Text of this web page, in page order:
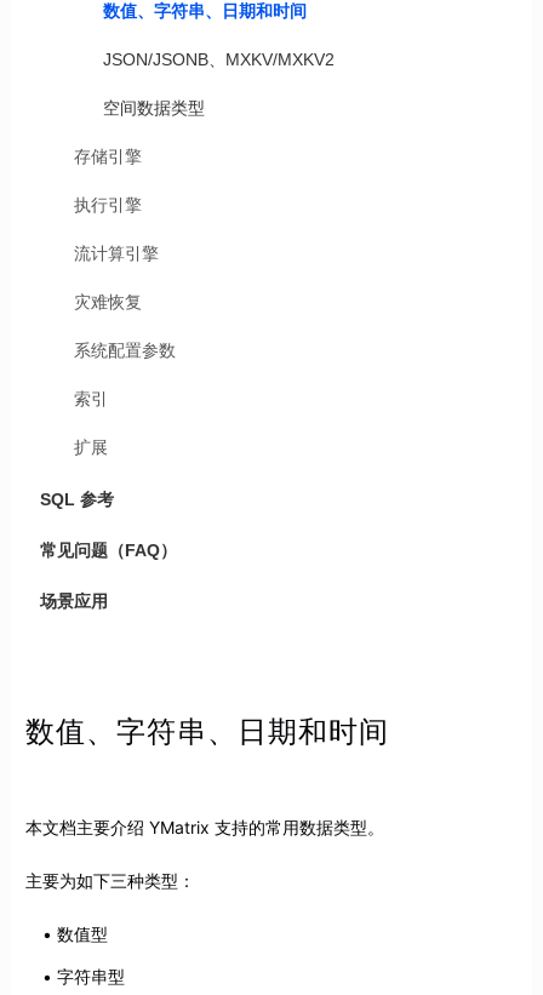
数值、字符串、日期和时间
JSON/JSONB、MXKV/MXKV2
空间数据类型
存储引擎
执行引擎
流计算引擎
灾难恢复
系统配置参数
索引
扩展
SQL 参考
常见问题（FAQ）
场景应用
数值、字符串、日期和时间
本文档主要介绍 YMatrix 支持的常用数据类型。
主要为如下三种类型：
数值型
字符串型